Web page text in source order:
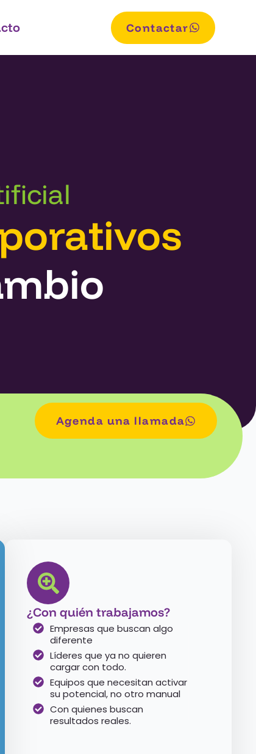
Contactar
Agenda una llamada
¿Con quién trabajamos?
Empresas que buscan algo
diferente
Líderes que ya no quieren
cargar con todo.
Equipos que necesitan activar
su potencial, no otro manual
Con quienes buscan
resultados reales.